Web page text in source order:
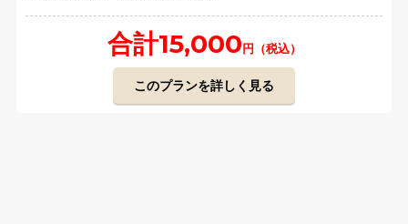
合計15,000 円（税込）
このプランを詳しく見る